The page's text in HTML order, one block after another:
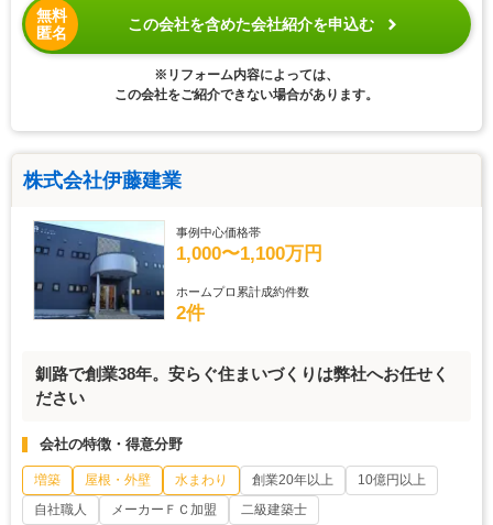
無料
匿名
この会社を含めた会社紹介を申込む
※リフォーム内容によっては、
この会社をご紹介できない場合があります。
株式会社伊藤建業
事例中心価格帯
1,000〜1,100万円
ホームプロ累計成約件数
2件
釧路で創業38年。安らぐ住まいづくりは弊社へお任せく
ださい
会社の特徴・得意分野
増築 屋根・外壁 水まわり 創業20年以上
10億円以上
自社職人
メーカーＦＣ加盟 二級建築士